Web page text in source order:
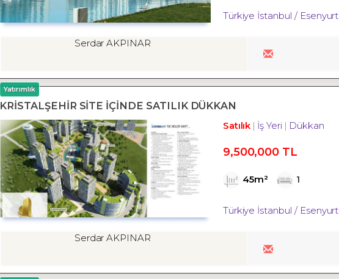
Türkiye İstanbul / Esenyurt
Serdar AKPINAR
Yatırımlık
KRİSTALŞEHİR SİTE İÇİNDE SATILIK DÜKKAN
Satılık İş Yeri Dükkan
9,500,000 TL
45m² 1
Türkiye İstanbul / Esenyurt
Serdar AKPINAR